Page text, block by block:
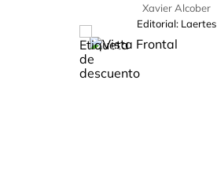
Xavier Alcober
Editorial: Laertes
-10%